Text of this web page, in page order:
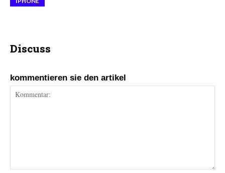
Discuss
kommentieren sie den artikel